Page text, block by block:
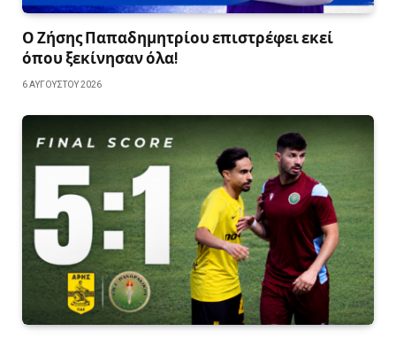
Ο Ζήσης Παπαδημητρίου επιστρέφει εκεί
όπου ξεκίνησαν όλα!
6 ΑΥΓΟΎΣΤΟΥ 2026